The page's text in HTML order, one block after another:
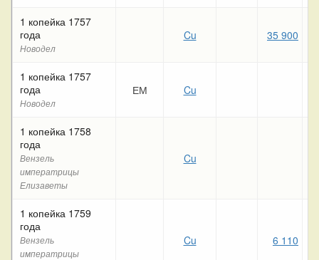
1 копейка 1757
года
Новодел
Cu 35 900
1 копейка 1757
года
Новодел
ЕМ Cu
1 копейка 1758
года
Вензель
императрицы
Елизаветы
Cu
1 копейка 1759
года
Вензель
императрицы
Cu 6 110